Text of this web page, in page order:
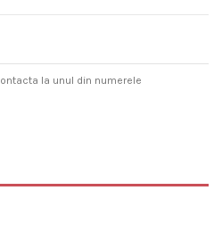
la unul din numerele